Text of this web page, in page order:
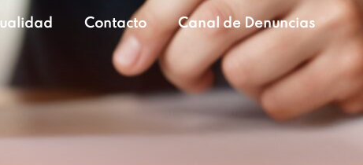
Contacto Canal de Denuncias